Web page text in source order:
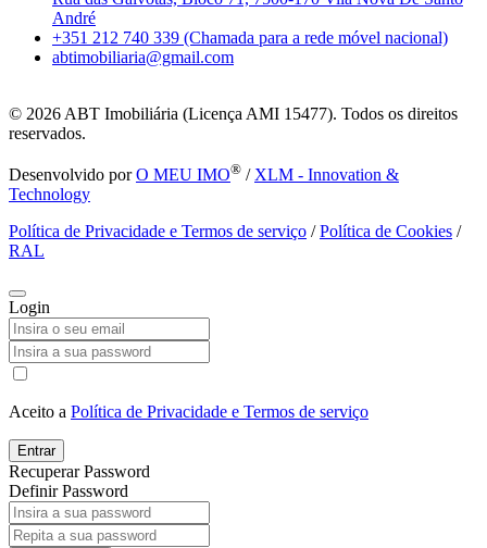
André
+351 212 740 339 (Chamada para a rede móvel nacional)
abtimobiliaria@gmail.com
© 2026 ABT Imobiliária (Licença AMI 15477). Todos os direitos
reservados.
Desenvolvido porO MEU IMO® / XLM - Innovation &
Technology
Política de Privacidade e Termos de serviço /Política de Cookies /
RAL
Login
Aceito a Política de Privacidade e Termos de serviço
Entrar
Recuperar Password
Definir Password